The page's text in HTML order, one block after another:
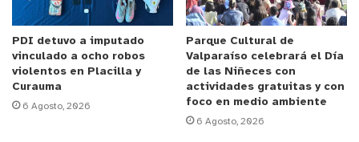
Anuncio Patrocinado
Patricio Palma, quien fue el primer paciente en ser
atendido en las nuevas instalaciones, indicó que
“las instalaciones son impecables, es de esperar
que se cuide como está y lo sigamos manteniendo
PDI detuvo a imputado
vinculado a ocho robos
violentos en Placilla y
Curauma
6 Agosto, 2026
Parque Cultural de
Valparaíso celebrará el Día
de las Niñeces con
actividades gratuitas y con
foco en medio ambiente
6 Agosto, 2026